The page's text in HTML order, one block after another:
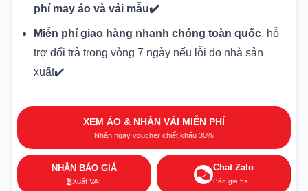
phí may áo và vải mẫu✔️
Miễn phí giao hàng nhanh chóng toàn quốc, hỗ
trợ đổi trả trong vòng 7 ngày nếu lỗi do nhà sản
xuất✔️
XEM ÁO & NHẬN VẢI MIỄN PHÍ
Nhận ngay voucher chiết khấu 30%
NHẬN BÁO GIÁ
Xuất VAT
Chat Zalo
Báo giá 5s